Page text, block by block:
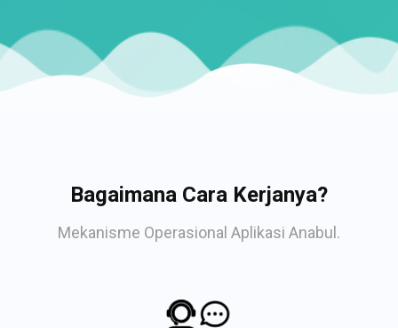
Bagaimana Cara Kerjanya?
Mekanisme Operasional Aplikasi Anabul.